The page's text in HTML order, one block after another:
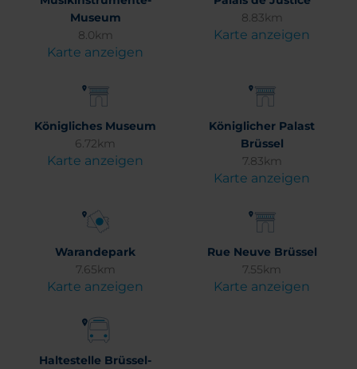
Museum
8.0km
Karte anzeigen
8.83km
Karte anzeigen
Königliches Museum
6.72km
Karte anzeigen
Königlicher Palast
Brüssel
7.83km
Karte anzeigen
Warandepark
7.65km
Karte anzeigen
Rue Neuve Brüssel
7.55km
Karte anzeigen
Haltestelle Brüssel-